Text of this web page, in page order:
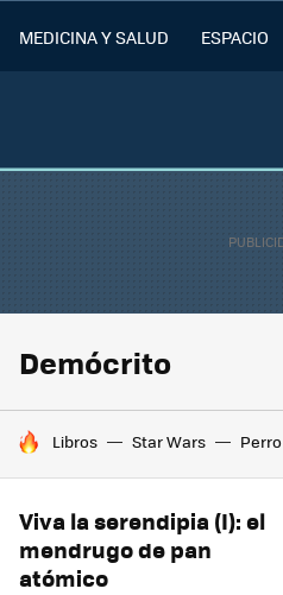
MEDICINA Y SALUD ESPACIO
Demócrito
HOY SE HABLA DE
Libros Star Wars Perro
Viva la serendipia (I): el
mendrugo de pan
atómico